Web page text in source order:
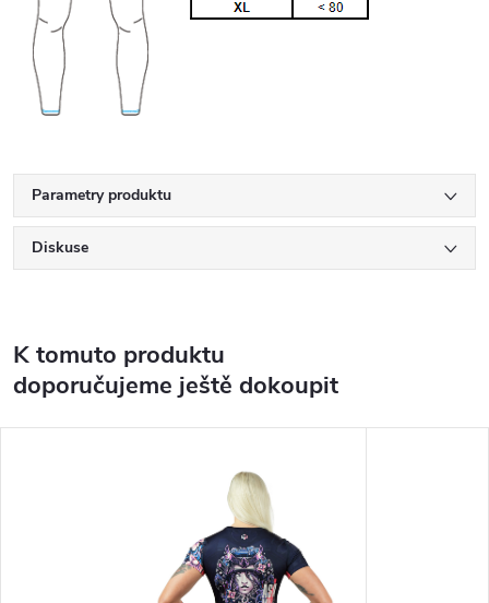
Parametry produktu
Diskuse
K tomuto produktu
doporučujeme ještě dokoupit